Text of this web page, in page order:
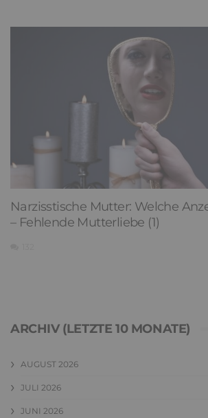
Narzisstische Mutter: Welche
– Fehlende Mutterliebe (1)
ARCHIV (LETZTE 10 MONATE)
AUGUST 2026
JULI 2026
JUNI 2026